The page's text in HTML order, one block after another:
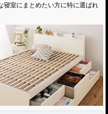
寝室にまとめたい方に特に選ばれ